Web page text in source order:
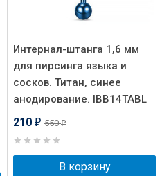
Интернал-штанга 1,6 мм
для пирсинга языка и
сосков. Титан, синее
анодирование. IBB14TABL
210 ₽ 550₽
В корзину